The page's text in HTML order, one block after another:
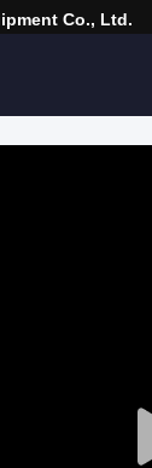
Co., Ltd.